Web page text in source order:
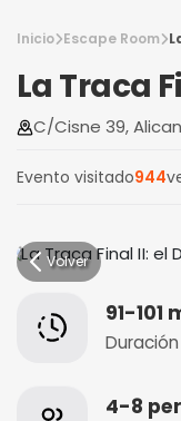
Inicio Escape Room
La Traca
C/Cisne 39,
Evento visitado944
Volver
91-101
4-8